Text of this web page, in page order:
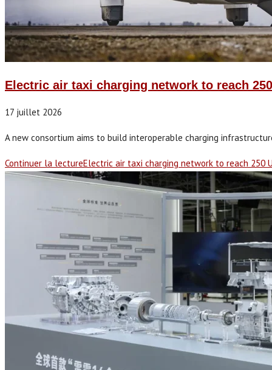
Electric air taxi charging network to reach
17 juillet 2026
A new consortium aims to build interoperable charging
Continuer la lectureElectric air taxi charging network to reach 250